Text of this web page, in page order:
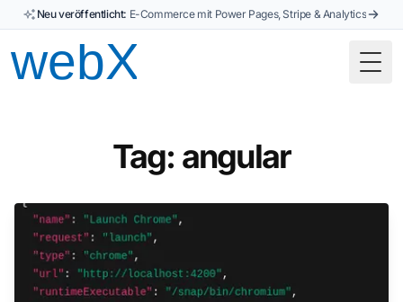
Neu veröffentlicht: E-Commerce mit Power Pages, Stripe & Analytics
Tag: angular